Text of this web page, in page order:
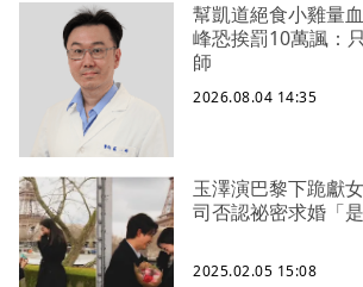
幫凱道絕食小雞量
峰恐挨罰10萬諷：
師
2026.08.04 14:35
玉澤演巴黎下跪獻
司否認祕密求婚「
2025.02.05 15:08